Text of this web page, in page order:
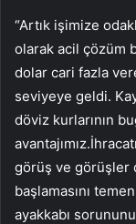
“Artık işimize
olarak acil çözüm
dolar cari fazla
seviyeye geldi.
döviz kurlarının
görüş ve görüşler
başlamasını
ayakkabı